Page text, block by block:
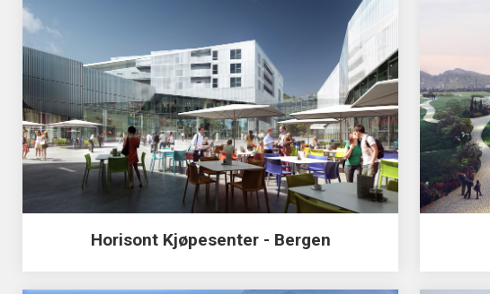
Horisont Kjøpesenter - Bergen